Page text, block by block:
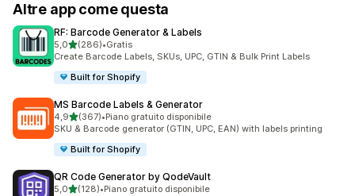
Altre app come questa
RF: Barcode Generator & Labels
5,0stelle su 5
(286)
286 recensioni totali
•Gratis
Create Barcode Labels, SKUs, UPC, GTIN & Bulk Print Labels
Built for Shopify
MS Barcode Labels & Generator
4,9stelle su 5
(367)
367 recensioni totali
•Piano gratuito disponibile
SKU & Barcode generator (GTIN, UPC, EAN) with labels printing
Built for Shopify
QR Code Generator by QodeVault
5,0stelle su 5
(128)•Piano gratuito disponibile